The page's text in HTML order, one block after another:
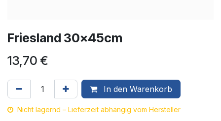
Friesland 30x45cm
13,70 €
In den Warenkorb
Nicht lagernd – Lieferzeit abhängig vom Hersteller